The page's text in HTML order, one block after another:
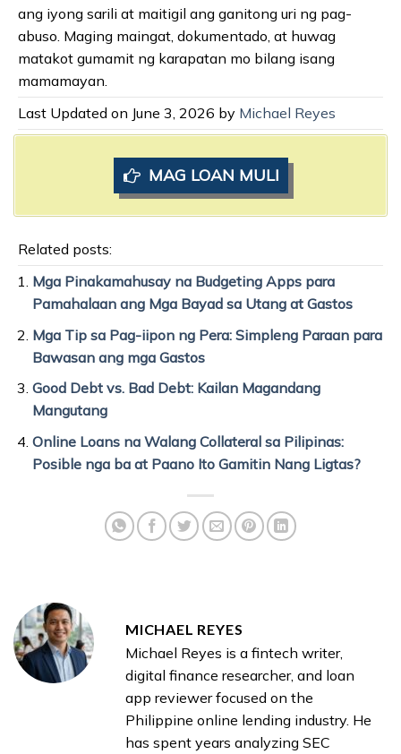
ang iyong sarili at maitigil ang ganitong uri ng pag-
abuso. Maging maingat, dokumentado, at huwag
matakot gumamit ng karapatan mo bilang isang
mamamayan.
Last Updated on June 3, 2026 by Michael Reyes
MAG LOAN MULI
Related posts:
Mga Pinakamahusay na Budgeting Apps para
Pamahalaan ang Mga Bayad sa Utang at Gastos
Mga Tip sa Pag-iipon ng Pera: Simpleng Paraan para
Bawasan ang mga Gastos
Good Debt vs. Bad Debt: Kailan Magandang
Mangutang
Online Loans na Walang Collateral sa Pilipinas:
Posible nga ba at Paano Ito Gamitin Nang Ligtas?
MICHAEL REYES
Michael Reyes is a fintech writer,
digital finance researcher, and loan
app reviewer focused on the
Philippine online lending industry. He
has spent years analyzing SEC